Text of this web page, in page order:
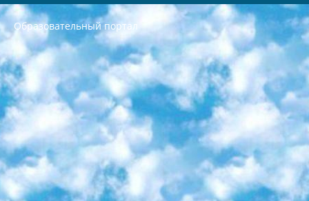
Образовательный портал
РЕСПУБЛИКА УЗБЕКИСТАН МИНИСТРЕРСТВО ДОШКОЛЬНОГО И ШКОЛЬНОГО ОБРАЗОВАНИЯ КОМАНДА в общеобразовательных учреждениях в 2023-2024 учебном году организация и проведение итоговой государственной аттестации обучающихся о Министра дошкольного и школьного образования Республики Узбекистан от 4 марта 2008 года (постановлением Минюста от 20 марта 2008 года № 1778 государственной регистрации) «Итоговое состояние учащихся общего среднего образования на основании положения об утверждении положения об аттестации общего среднего образования выпускной экзамен студентов в образовательных учреждениях в 2023-2024 учебном году В целях организации и прохождения аттестации приказываю: 1. Следующее: перечень предметов, по которым будет проводиться итоговая государственная аттестация и экзамен формы перевода согласно приложению 1; сертификаты международного образца, оценивающие уровень владения иностранными языками перечень согласно приложению 2; 2. Педагогический при специализированных образовательных учреждениях. научно-практический центр квалификации и международной оценки (Д.Давидова) 2024 г. До 25 марта: задания по предметам, по которым будет проводиться итоговая аттестация разработка и утверждение технических условий; итоговая аттестация на основании разработанного предметного задания разработка вопросов по предметам (устно и письменно), экзамен передача; общеобразовательные средние школы и специальные учебные заведения учащиеся выпускных классов школ и интернатов в агентской системе подготовка базы данных экзаменационных материалов и критериев оценки; перевод базы экзаменационных материалов на все языки обучения подать в Республиканский образовательный центр для изготовления; варианты экзаменов на основе разработанных контрольных материалов пусть будут поставлены задачи формирования. 3. Республиканский образовательный центр (Ш.Худайкулов) до 5 апреля 2024 года. до: база данных предоставленных экзаменационных материалов на все языки обучения перевод и экспертиза; для слепых, слабовидящих, глухих, слабослышащих и умственно отсталых детей учащиеся выпускных классов специализированных школ и школ-интернатов база данных экзаменационных материалов на всех преподаваемых языках подготовка критериев оценки; специализированные школы для умственно отсталых детей и технологии для учащихся выпускных классов школ-интернатов разработка соответствующих рекомендаций и критериев проведения ЕГЭ по естествознанию давать задания. 4. Педагогический при специализированных образовательных учреждениях. Научно-практический центр навыков и международной оценки (Д.Давидова), Республика образовательный центр (Худайкулов Ш.) итоговый государственный аттестационный экзамен ориентирован на творческое и логическое мышление при подготовке базы материалов учитывать введение заданий. 5. Следует отметить, что: сертификат государственного образца о знании общеобразовательного предмета и как минимум национальный уровень B1 по предметам на иностранных языках, указанным в Приложении 2. или международно признанный сертификат эквивалентного уровня студенты, изучающие определенный предмет, освобождаются от экзамена; по соответствующим предметам запланирована итоговая государственная аттестация за день до дня, путем жеребьевки Рабочей группой (в письменной форме по предметам, проводимым в форме) из числа сформированных вариантов выбрано 2 варианта; 2 выбранных варианта экзамена анонсированы на официальном сайте министерства и все выпускники по всей стране на основе этих вариантов проводит итоговую государственную аттестацию. 6. Государственное образование учащихся средних общеобразовательных учреждений. знания в соответствии с квалификационными требованиями, которые необходимо приобрести на основании стандартов итоговый (выпускной) контроль для 9 и 11 классов в целях тестирования Экзамены (далее – экзамены) состоят из предметов, перечисленных в приложении 1. будет сделано. 7. Экзамены пройдут с 26 мая по 15 июня 2024 г. (кроме науки физического воспитания). 8. Физическая для учащихся 9 классов общесредних образовательных учреждений. Экзамены по предмету «Образование, квалификация медицина» 1-6 мая 2024 года. сотрудники перевести под присмотр (с отклонениями в физическом или умственном развитии) специализированная школа для детей, школы-интернаты и со сколиозом школы-интернаты санаторного типа для больных детей исключены). 9. Он был слепым, слабовидящим и имел нарушения опорно-двигательного аппарата. экзамены в специализированных школах и интернатах для детей должны проводиться исходя из требований, предъявляемых к общеобразовательным учреждениям (физкультура кроме науки). 10. Специализированная школа для глухих и слабослышащих детей. и экзамены в интернатах и быть реализован в виде письменного теста по математике. 11. Специальность для умственно отсталых детей. Для 9 класса Родной язык и литературное письмо Государственный язык (язык обучения – узбекский). для неклассов) написано Математическое письмо Письменная/устная история Узбекистана Физическое воспитание практично Итоговый контроль Для 11 класса Написание родного языка и литературы (эссе) Математическое письмо Узбекский язык (обучение на узбекском языке) не посещающее общее среднее образование для учреждений)/Образовательное учреждение выбор письменный и устный Иностранный язык письменный/устный Письменная/устная история Узбекистана *По выбору студента:  Химия  Физика  Основы государственного права  География 10 бесплатных образовательных ресурсов - Мы составили подборку онлайн-проектов с интерактивными упражнениями, видеолекциями и статьями. Они помогут вам обрести новые и освежить старые знания бесплатно. 1. «ИНТУИТ» Старейшая образовательная площадка Рунета. Здесь вы найдёте сотни текстовых и видеокурсов на десятки различных тем — от программирования до психологии. Многие курсы подготовлены российскими университетами и крупными международными компаниями вроде Intel и Microsoft. Самостоятельное обучение бесплатное, но желающие могут оплатить услуги персональных наставников. 2. «Смартия» знакомит с актуальными профессиями и подсказывает, как им обучаться. Выбрав заинтересовавшую вас специальность — SMM-специалист, фотограф, веб-дизайнер или другую, — увидите список необходимых для неё умений. Чтобы вы могли освоить их самостоятельно, для каждого умения площадка отображает подборку ссылок на учебные материалы. Хотя «Смартия» ориентируется на русскоязычную аудиторию, часть контента всё же доступна только на английском. 3. «Лекторий Физтеха» Проект Московского физико-технического института (Физтеха). С его помощью вы можете смотреть онлайн серии лекций, записанные на видео в этом вузе. В числе доступных предметов — физика, биология, химия, информационные технологии и другие. К некоторым лекциям администрация ресурса прилагает готовые конспекты, которые можно скачивать в PDF-формате. 4. ITMOcourses Онлайн-площадка Санкт-Петербургского национального исследовательского университета информационных технологий, механики и оптики (ИТМО). Ресурс предоставляет свободный доступ к курсам, разработанным в этом вузе. Каталог материалов разбит на четыре категории: «Оптические системы и технологии», «Приборостроение и робототехника», «Информационные технологии» и «Биотехнологии». Курсы состоят из видеолекций, интерактивных демонстраций и заданий. 5. «КиберЛенинка» Электронная научная библиотека открытого доступа. Каталог площадки регулярно обрастает текстами статей из различных научных изданий. Сгруппированные по журналам и рубрикам публикации можно читать онлайн или скачивать целиком в PDF-формате. Проект нацелен на популяризацию науки за счёт открытого доступа к качественной информации. 6. «ПостНаука» На этом ресурсе публикуют подборки видеолекций, составленные экспертами из разных отраслей и объединённые общими темами. Среди них, к примеру, есть серии «Биоинформатика и геномика», «Культура средневековой Скандинавии» и Cinema Studies о теории кино. Каждая подборка лекций — логически связанная история, рассказанная экспертом от первого лица. Кроме того, на сайте появляются научно-образовательные статьи и тесты на разные темы. 7. «Newочём» Команда проекта «Newочём» отбирает самые интересные тексты из англоязычных СМИ и переводит те из них, за которые голосуют участники сообщества «ВКонтакте». По большей части это научно-популярные статьи. Редакторы придумывают лишь заголовки, в остальном содержание переводов соответствует оригиналам. Полные тексты можно читать прямо в социальной сети. 8. InternetUrok Онлайн-база материалов по основным дисциплинам школьной программы. Информация на сайте структурирована по классам, предметам и темам (урокам). Каждый урок состоит из видеолекций и конспектов. Есть также интерактивные тренажёры и тесты для закрепления пройденного материала. Даже если вы давно окончили школу, возможность повторить программу старших классов всегда может пригодиться. 9. Edutainme Ещё один ресурс об образовании. В отличие от Newtonew, как мне кажется, Edutainme больше ориентируется на представителей индустрии: педагогов, предпринимателей, разработчиков образовательных проектов. Но и любой, кто просто стремится к саморазвитию, найдёт на сайте много полезного и интересного для себя. Например, информацию о новых курсах и образовательных сервисах. 10. Newtonew Онлайн-медиа об образовании и обучении в широком смысле. Авторы Newtonew пишут об инструментах, заведениях, тактиках и стратегиях, которые помогают учить других и получать новые знания самостоятельно. На этой площадке вы найдёте новости, обзоры, аналитические мат